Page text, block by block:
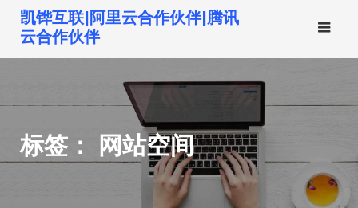
到
凯铧互联|阿里云合作伙伴|腾讯
云合作伙伴
标签： 网站空间